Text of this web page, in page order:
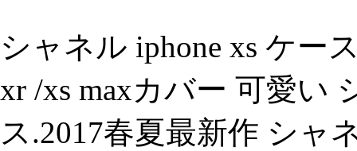
シャネル iphone xs ケー
xr /xs maxカバー 可愛い
ス.2017春夏最新作 シャ